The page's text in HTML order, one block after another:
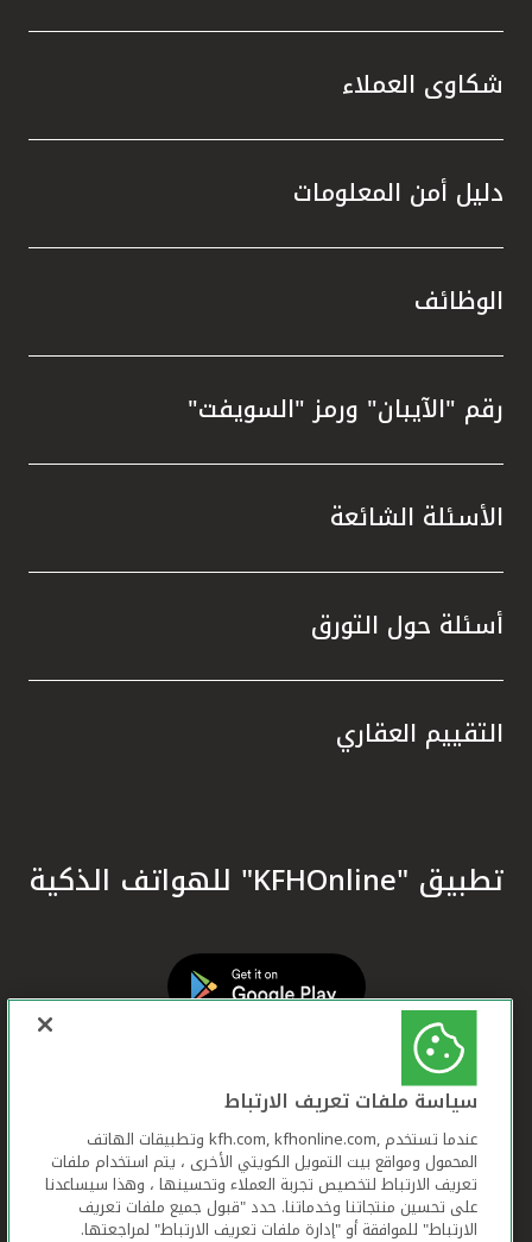
شكاوى العملاء
دليل أمن المعلومات
الوظائف
رقم "الآيبان" ورمز "السويفت"
الأسئلة الشائعة
أسئلة حول التورق
التقييم العقاري
تطبيق "KFHOnline" للهواتف الذكية
سياسة ملفات تعريف الارتباط
عندما تستخدم ,kfh.com, kfhonline.com وتطبيقات الهاتف
المحمول ومواقع بيت التمويل الكويتي الأخرى ، يتم استخدام ملفات
تعريف الارتباط لتخصيص تجربة العملاء وتحسينها ، وهذا سيساعدنا
على تحسين منتجاتنا وخدماتنا. حدد "قبول جميع ملفات تعريف
الارتباط" للموافقة أو "إدارة ملفات تعريف الارتباط" لمراجعتها.